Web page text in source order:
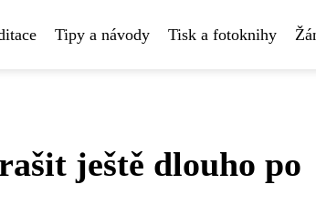
Tipy a návody Tisk a fotoknihy
ještě dlouho po